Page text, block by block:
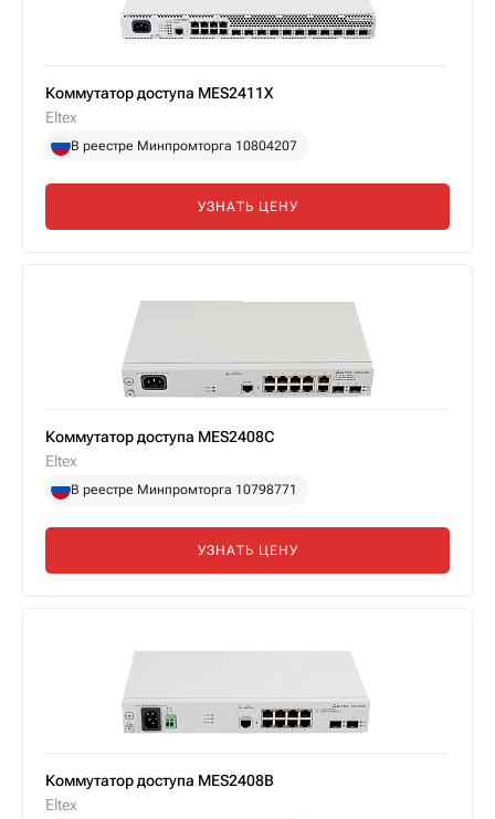
Коммутатор доступа MES2411X
Eltex
В реестре Минпромторга 10804207
УЗНАТЬ ЦЕНУ
Коммутатор доступа MES2408C
Eltex
В реестре Минпромторга 10798771
УЗНАТЬ ЦЕНУ
Коммутатор доступа MES2408B
Eltex